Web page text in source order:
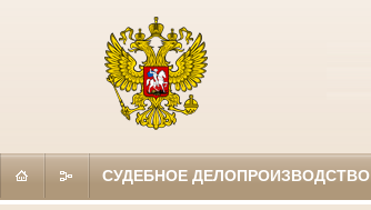
СУДЕБНОЕ ДЕЛОПРОИЗВОДСТВО